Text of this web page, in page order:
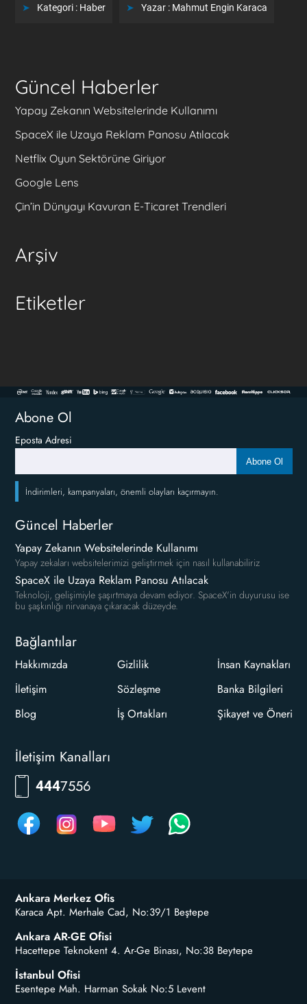
Kategori : Haber Yazar : Mahmut Engin Karaca
Güncel Haberler
Yapay Zekanın Websitelerinde Kullanımı
SpaceX ile Uzaya Reklam Panosu Atılacak
Netflix Oyun Sektörüne Giriyor
Google Lens
Çin’in Dünyayı Kavuran E-Ticaret Trendleri
Arşiv
Etiketler
Abone Ol
Eposta Adresi
Abone Ol
İndirimleri, kampanyaları, önemli olayları kaçırmayın.
Güncel Haberler
Yapay Zekanın Websitelerinde Kullanımı
Yapay zekaları websitelerimizi geliştirmek için nasıl kullanabiliriz
SpaceX ile Uzaya Reklam Panosu Atılacak
Teknoloji, gelişimiyle şaşırtmaya devam ediyor. SpaceX'in duyurusu ise
bu şaşkınlığı nirvanaya çıkaracak düzeyde.
Bağlantılar
Hakkımızda
İletişim
Blog
Gizlilik
Sözleşme
İş Ortakları
İnsan Kaynakları
Banka Bilgileri
Şikayet ve Öneri
İletişim Kanalları
444RKLM
Ankara Merkez Ofis
Karaca Apt. Merhale Cad, No:39/1 Beştepe
Ankara AR-GE Ofisi
Hacettepe Teknokent 4. Ar-Ge Binası, No:38 Beytepe
İstanbul Ofisi
Esentepe Mah. Harman Sokak No:5 Levent